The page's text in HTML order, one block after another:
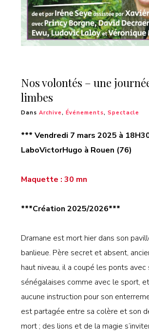
Nos volontés – une
limbes
Dans Archive, Événements, Spectacle
*** Vendredi 7 mars 2025 à
LaboVictorHugo à Rouen (76)
Maquette : 30 mn
***Création 2025/2026***
Dramane est mort hier dans son
banlieue. Père secret et absent,
haut niveau, il a coupé les ponts avec
sénégalaises comme avec le sport, et
aucune instruction pour son
est partagée entre sa colère et son
mort ; des lions et de la magie